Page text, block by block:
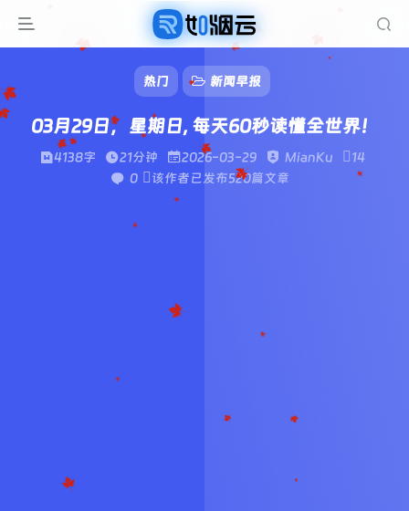
热门 新闻早报
03月29日，星期日, 每天60秒读懂全世界！
4138字 21分钟 2026-03-29 MianKu
14
0
该作者已发布520篇文章